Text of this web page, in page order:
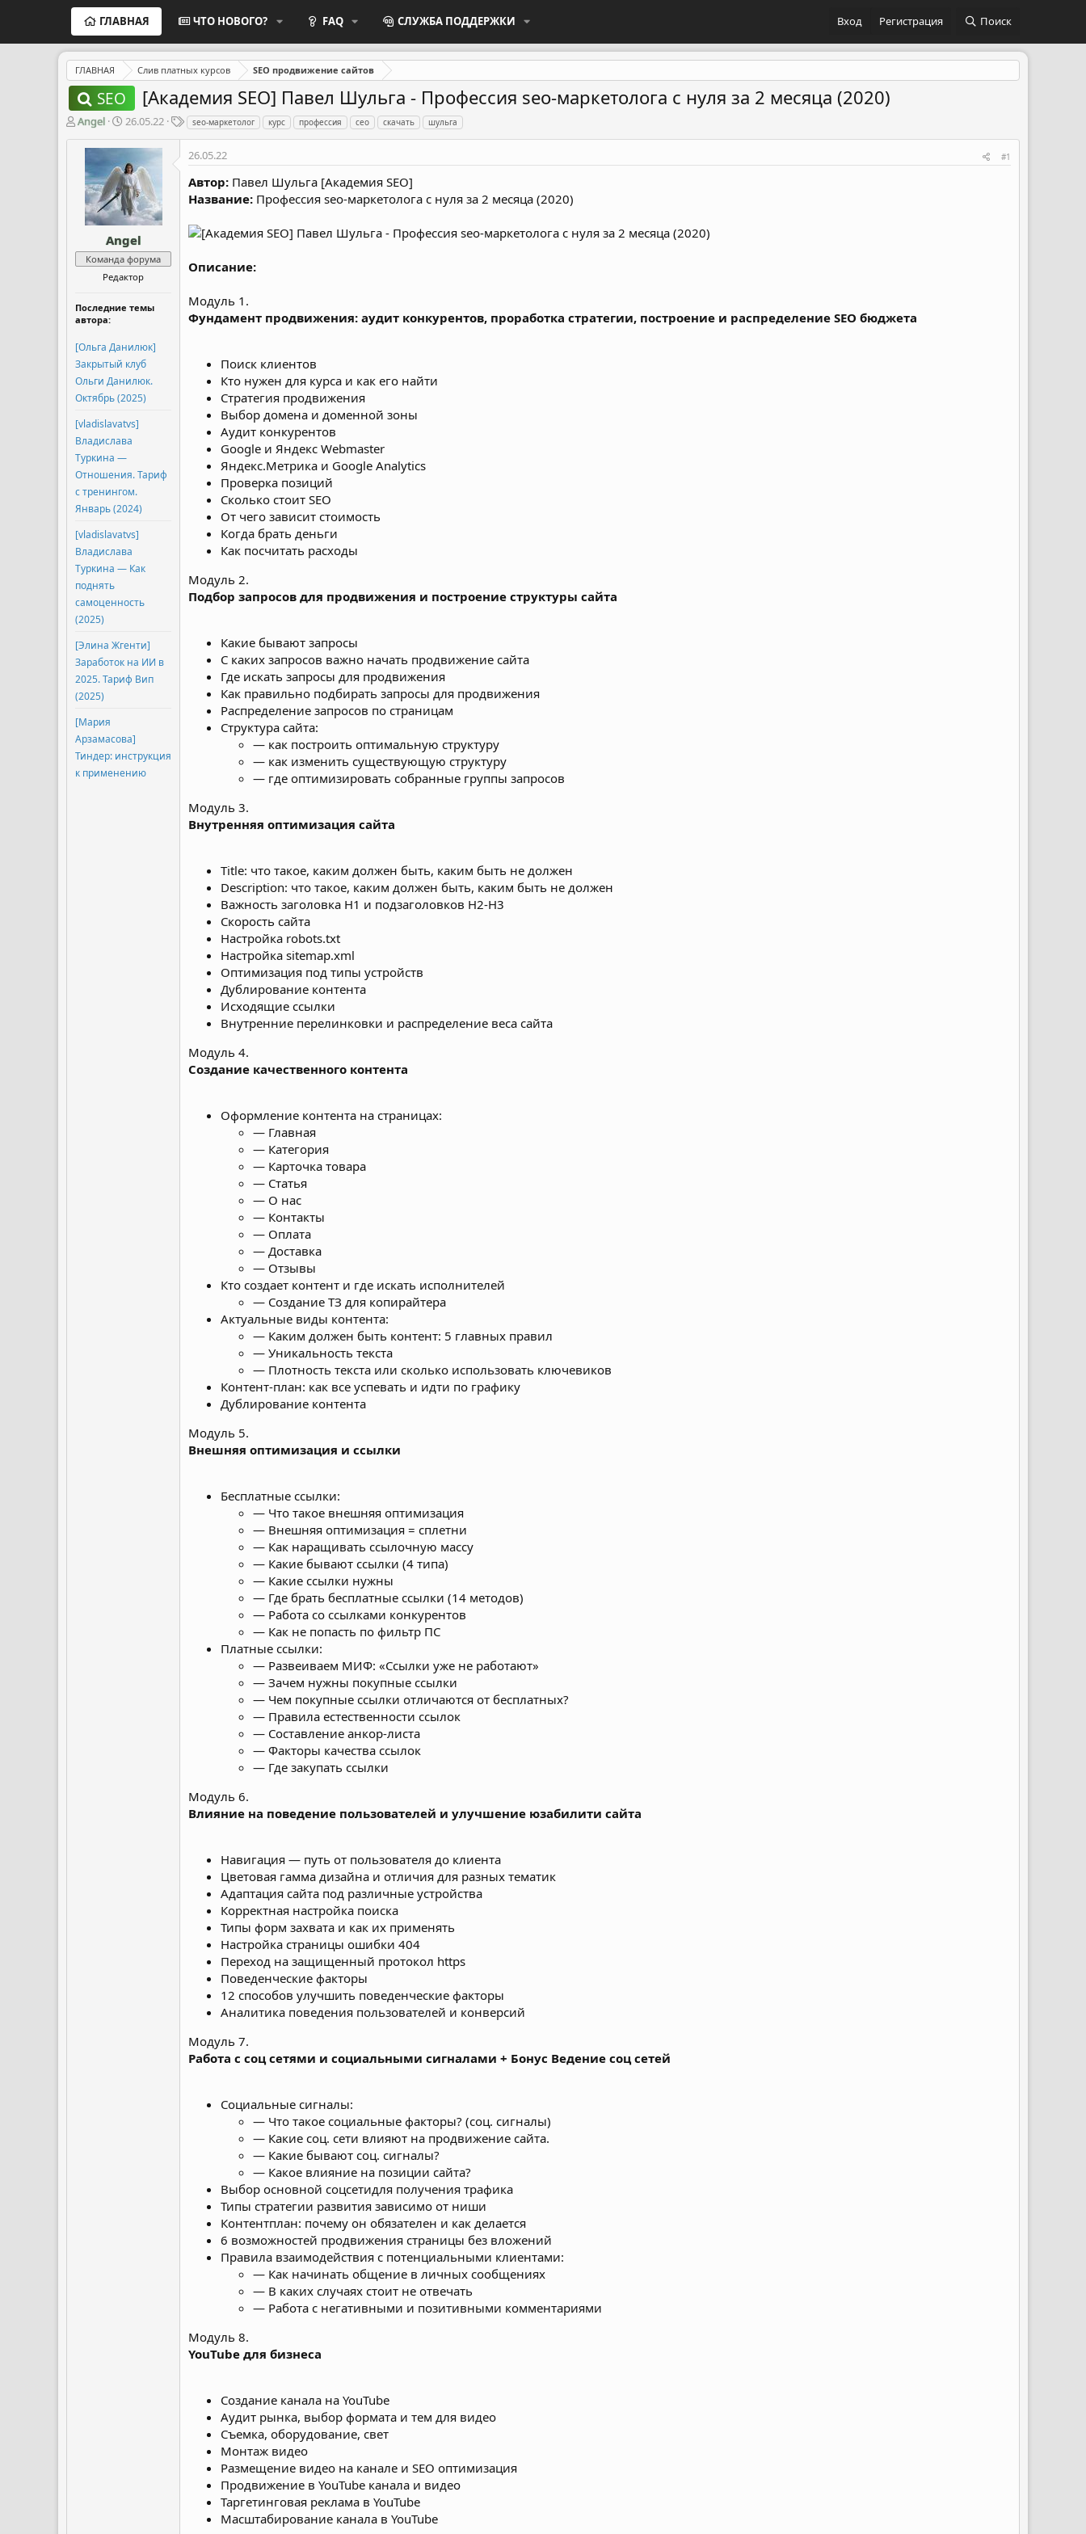
ГЛАВНАЯ ЧТО НОВОГО? FAQ СЛУЖБА ПОДДЕРЖКИ Вход Регистрация Поиск
ГЛАВНАЯ Слив платных курсов SEO продвижение сайтов
SEO [Академия SEO] Павел Шульга - Профессия seo-маркетолога с нуля за 2 месяца (2020)
А
Angel
Д
т
а
н
а
ч
а
л
а
26.05.22
Т
г
и
seo-маркетолог курс профессия сео скачать шульга
Angel
Команда форума
Редактор
Последние темы
автора:
[Ольга Данилюк]
Закрытый клуб
Ольги Данилюк.
Октябрь (2025)
[vladislavatvs]
Владислава
Туркина ―
Отношения. Тариф
с тренингом.
Январь (2024)
[vladislavatvs]
Владислава
Туркина ― Как
поднять
самоценность
(2025)
[Элина Жгенти]
Заработок на ИИ в
2025. Тариф Вип
(2025)
[Мария
Арзамасова]
Тиндер: инструкция
к применению
26.05.22 #1
Автор: Павел Шульга [Академия SEO]
Название: Профессия seo-маркетолога с нуля за 2 месяца (2020)
Описание:
Модуль 1.
Фундамент продвижения: аудит конкурентов, проработка стратегии, построение и распределение SEO бюджета
Поиск клиентов
Кто нужен для курса и как его найти
Стратегия продвижения
Выбор домена и доменной зоны
Аудит конкурентов
Google и Яндекс Webmaster
Яндекс.Метрика и Google Analytics
Проверка позиций
Сколько стоит SEO
От чего зависит стоимость
Когда брать деньги
Как посчитать расходы
Модуль 2.
Подбор запросов для продвижения и построение структуры сайта
Какие бывают запросы
С каких запросов важно начать продвижение сайта
Где искать запросы для продвижения
Как правильно подбирать запросы для продвижения
Распределение запросов по страницам
Структура сайта:
— как построить оптимальную структуру
— как изменить существующую структуру
— где оптимизировать собранные группы запросов
Модуль 3.
Внутренняя оптимизация сайта
Title: что такое, каким должен быть, каким быть не должен
Description: что такое, каким должен быть, каким быть не должен
Важность заголовка H1 и подзаголовков H2-H3
Скорость сайта
Настройка robots.txt
Настройка sitemap.xml
Оптимизация под типы устройств
Дублирование контента
Исходящие ссылки
Внутренние перелинковки и распределение веса сайта
Модуль 4.
Создание качественного контента
Оформление контента на страницах:
— Главная
— Категория
— Карточка товара
— Статья
— О нас
— Контакты
— Оплата
— Доставка
— Отзывы
Кто создает контент и где искать исполнителей
— Создание ТЗ для копирайтера
Актуальные виды контента:
— Каким должен быть контент: 5 главных правил
— Уникальность текста
— Плотность текста или сколько использовать ключевиков
Контент-план: как все успевать и идти по графику
Дублирование контента
Модуль 5.
Внешняя оптимизация и ссылки
Бесплатные ссылки:
— Что такое внешняя оптимизация
— Внешняя оптимизация = сплетни
— Как наращивать ссылочную массу
— Какие бывают ссылки (4 типа)
— Какие ссылки нужны
— Где брать бесплатные ссылки (14 методов)
— Работа со ссылками конкурентов
— Как не попасть по фильтр ПС
Платные ссылки:
— Развеиваем МИФ: «Ссылки уже не работают»
— Зачем нужны покупные ссылки
— Чем покупные ссылки отличаются от бесплатных?
— Правила естественности ссылок
— Составление анкор-листа
— Факторы качества ссылок
— Где закупать ссылки
Модуль 6.
Влияние на поведение пользователей и улучшение юзабилити сайта
Навигация — путь от пользователя до клиента
Цветовая гамма дизайна и отличия для разных тематик
Адаптация сайта под различные устройства
Корректная настройка поиска
Типы форм захвата и как их применять
Настройка страницы ошибки 404
Переход на защищенный протокол https
Поведенческие факторы
12 способов улучшить поведенческие факторы
Аналитика поведения пользователей и конверсий
Модуль 7.
Работа с соц сетями и социальными сигналами + Бонус Ведение соц сетей
Социальные сигналы:
— Что такое социальные факторы? (соц. сигналы)
— Какие соц. сети влияют на продвижение сайта.
— Какие бывают соц. сигналы?
— Какое влияние на позиции сайта?
Выбор основной соцсетидля получения трафика
Типы стратегии развития зависимо от ниши
Контентплан: почему он обязателен и как делается
6 возможностей продвижения страницы без вложений
Правила взаимодействия с потенциальными клиентами:
— Как начинать общение в личных сообщениях
— В каких случаях стоит не отвечать
— Работа с негативными и позитивными комментариями
Модуль 8.
YouTube для бизнеса
Создание канала на YouTube
Аудит рынка, выбор формата и тем для видео
Съемка, оборудование, свет
Монтаж видео
Размещение видео на канале и SEO оптимизация
Продвижение в YouTube канала и видео
Таргетинговая реклама в YouTube
Масштабирование канала в YouTube